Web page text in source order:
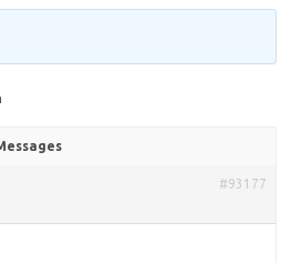
#93177